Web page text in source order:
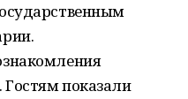
показали